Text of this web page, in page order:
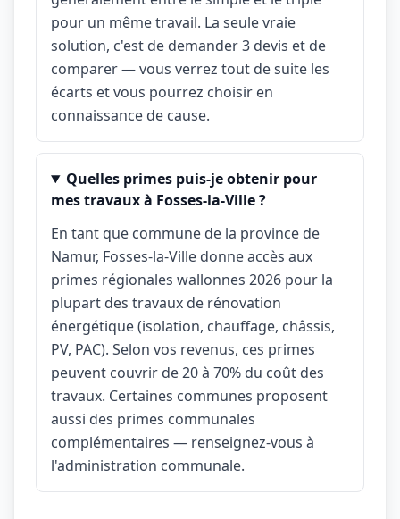
pour un même travail. La seule vraie
solution, c'est de demander 3 devis et de
comparer — vous verrez tout de suite les
écarts et vous pourrez choisir en
connaissance de cause.
Quelles primes puis-je obtenir pour
mes travaux à Fosses-la-Ville ?
En tant que commune de la province de
Namur, Fosses-la-Ville donne accès aux
primes régionales wallonnes 2026 pour la
plupart des travaux de rénovation
énergétique (isolation, chauffage, châssis,
PV, PAC). Selon vos revenus, ces primes
peuvent couvrir de 20 à 70% du coût des
travaux. Certaines communes proposent
aussi des primes communales
complémentaires — renseignez-vous à
l'administration communale.